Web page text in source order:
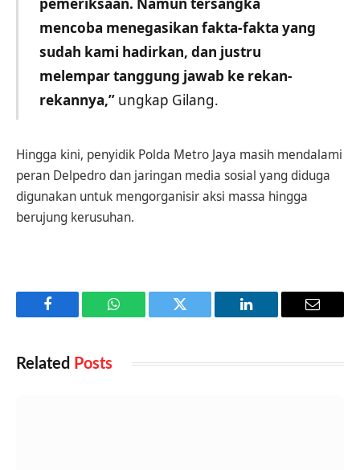
mencoba menegasikan fakta-fakta yang
sudah kami hadirkan, dan justru
melempar tanggung jawab ke rekan-
rekannya,”ungkap Gilang.
Hingga kini, penyidik Polda Metro Jaya masih mendalami
peran Delpedro dan jaringan media sosial yang diduga
digunakan untuk mengorganisir aksi massa hingga
berujung kerusuhan.
Facebook WhatsApp Twitter LinkedIn Email
Related Posts